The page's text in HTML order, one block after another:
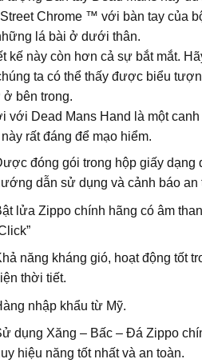
Street Chrome ™ với bàn tay của
lá bài ở dưới thân.
kế này còn hơn cả sự bắt mắt.
ta có thể thấy được biểu
ở bên trong.
với Dead Mans Hand là một
này rất đáng để mạo hiểm.
đóng gói trong hộp giấy dạng
dẫn sử dụng và cảnh báo an
lửa Zippo chính hãng có âm
năng kháng gió, hoạt động tốt
thời tiết.
nhập khẩu từ Mỹ.
dụng Xăng – Bấc – Đá Zippo
hiệu năng tốt nhất và an toàn.